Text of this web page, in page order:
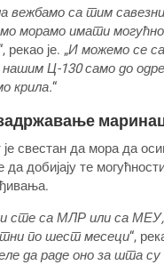
вежбамо са тим
морамо имати
рекао је. „И можемо се
Ц-130 само до
крила.“
свестан да мора да
добијају те
сте са МЛР или са
по шест месеци“,
да раде оно за шта су